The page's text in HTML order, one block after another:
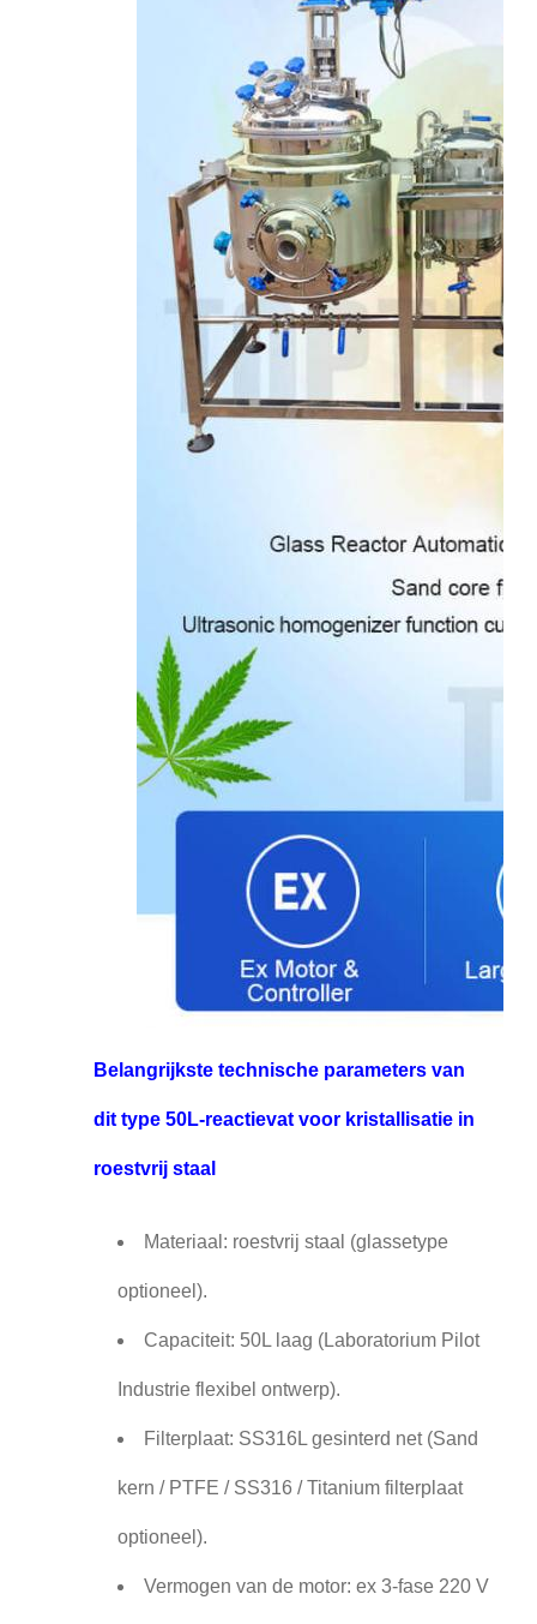
Belangrijkste technische parameters van
dit type 50L-reactievat voor kristallisatie in
roestvrij staal
Materiaal: roestvrij staal (glassetype
optioneel).
Capaciteit: 50L laag (Laboratorium Pilot
Industrie flexibel ontwerp).
Filterplaat: SS316L gesinterd net (Sand
kern / PTFE / SS316 / Titanium filterplaat
optioneel).
Vermogen van de motor: ex 3-fase 220 V